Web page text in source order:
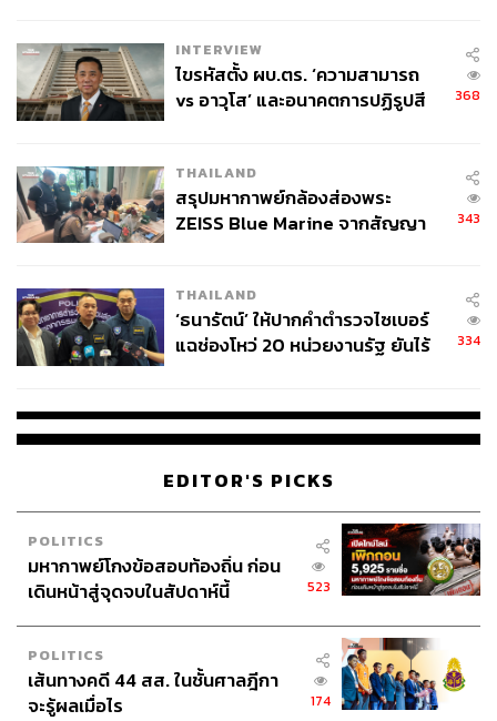
ABOUT THE AUTHOR
ประลองยุทธ ผงงอย
THE STANDARD WEALTH Feature Editor
INTERVIEW
ไขรหัสตั้ง ผบ.ตร. ‘ความสามารถ
vs อาวุโส’ และอนาคตการปฏิรูปสี
368
THAILAND
สรุปมหากาพย์กล้องส่องพระ
ZEISS Blue Marine จากสัญญา
จ่ายหนี้-แอบระบุแบรนด์
343
THAILAND
‘ธนารัตน์’ ให้ปากคำตำรวจไซเบอร์
แฉช่องโหว่ 20 หน่วยงานรัฐ ยันไร้
334
EDITOR'S PICKS
POLITICS
มหากาพย์โกงข้อสอบท้องถิ่น ก่อน
เดินหน้าสู่จุดจบในสัปดาห์นี้
523
POLITICS
เส้นทางคดี 44 สส. ในชั้นศาลฎีกา
จะรู้ผลเมื่อไร
174